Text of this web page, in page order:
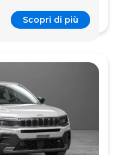
Scopri di più